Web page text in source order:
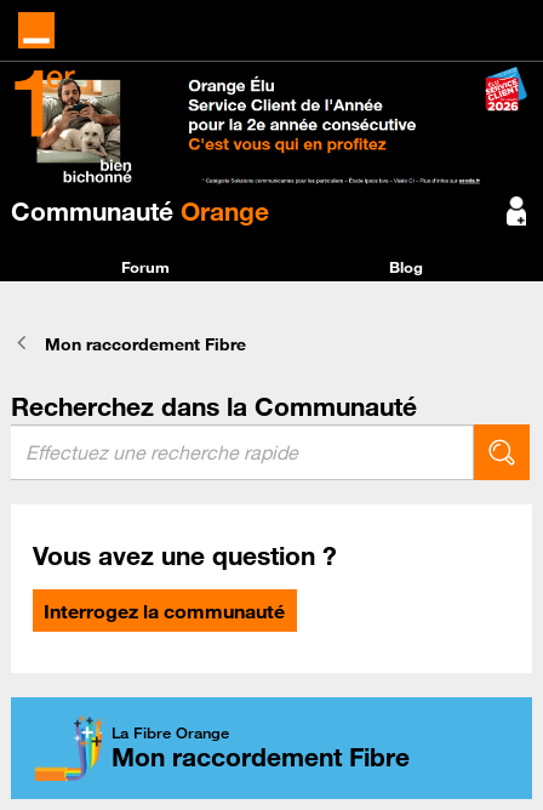
Communauté Orange
Forum Blog
Mon raccordement Fibre
Recherchez dans la Communauté
Vous avez une question ?
Interrogez la communauté
La Fibre Orange
Mon raccordement Fibre